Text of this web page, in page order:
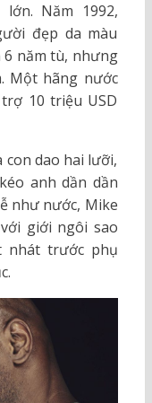
Năm 1992,
đẹp da màu
6 năm tù, nhưng
Một hãng nước
10 triệu USD
con dao hai lưỡi,
anh dần dần
như nước, Mike
giới ngôi sao
nhát trước phụ